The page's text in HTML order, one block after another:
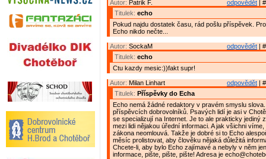
odpovědět |
Autor: Patrik F.
Titulek: echo
Pokud najdu dostatek času, rád pošlu příspěvek.
Echo nikdo nečte...
odpovědět |
Autor: SockaM
Titulek: echo
Ctu kazdy mesic:))fakt supr!
odpovědět |
Autor: Milan Linhart
Titulek: Příspěvky do Echa
Echo nemá žádné redaktory v pravém smyslu
příspěvcích dobrovolníků. Psavých lidí je asi v
se specializují na Internet. Je to ale prakticky jediný
mezi lidi nějakou úřední informaci. A jak všichni
zákona neomlouvá. Takže je dobré si to Echo
měsíc prolistovat, aby člověku nějaká důležitá
Chcete-li, aby bylo Echo zajímavé a nebyly v něm
informace, pište, pište, pište! Adresa je